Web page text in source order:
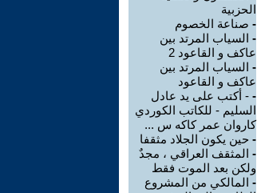
الحزبية
- صناعة الخصوم
- السياب المرتد بين
عاكف و القاعود 2
- السياب المرتد بين
عاكف و القاعود
- - أكتب على يد عادل
السليم - للكاتب الكوردي
كاروان عمر كاكه س ...
- حين يكون الجلاد مثقفا
- المثقف العراقي ، مجدٌ
ولكن بعد الموت فقط
- المالكي من المشروع